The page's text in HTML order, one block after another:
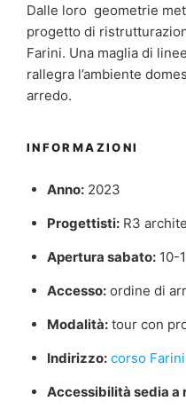
Dalle loro geometrie
progetto di
Farini. Una maglia di
rallegra l’ambiente
arredo.
INFORMAZIONI
Anno:2023
Progettisti:R3
Apertura sabato:10-
Accesso:ordine di
Modalità:tour con
Indirizzo: corso
Accessibilità sedia a